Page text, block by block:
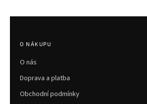
O NÁKUPU
O nás
Doprava a platba
Obchodní podmínky